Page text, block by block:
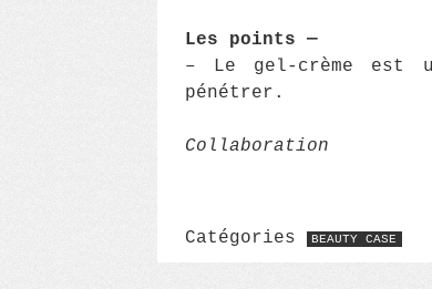
Les points —
– Le gel-crème
pénétrer.
Collaboration
Catégories BEAUTY CASE